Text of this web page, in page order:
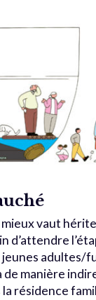
vaut
d’attendre
jeunes adultes/
manière
résidence